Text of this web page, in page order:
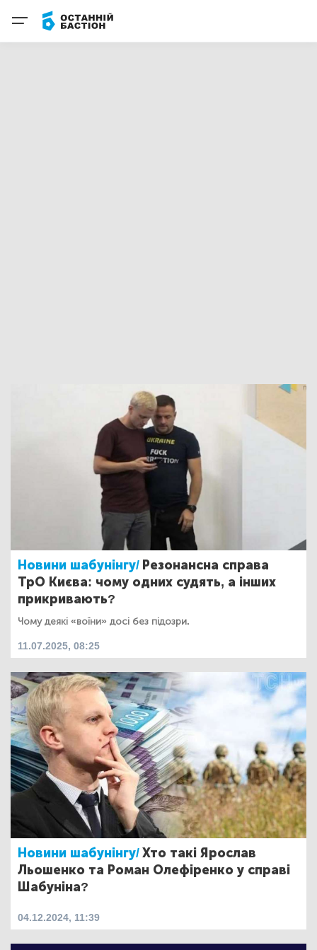
Новини шабунінгу/ Резонансна справа
ТрО Києва: чому одних судять, а інших
прикривають?
Чому деякі «воїни» досі без підозри.
11.07.2025, 08:25
Новини шабунінгу/Хто такі Ярослав
Льошенко та Роман Олефіренко у справі
Шабуніна?
04.12.2024, 11:39